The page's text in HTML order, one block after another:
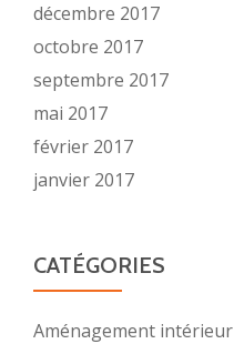
décembre 2017
octobre 2017
septembre 2017
mai 2017
février 2017
janvier 2017
CATÉGORIES
Aménagement intérieur